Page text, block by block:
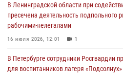
04 августа 2026, 14:05
В Зеленогорске сотрудники
серьезного ДТП, вызвали на место
03 августа 2026, 14:15 3 1
В Ленинградской области при
пресечена деятельность подпольного
рабочими-нелегалами
16 июля 2026, 12:01 1
В Петербурге сотрудники Росгвардии
для воспитанников лагеря «Подсолнух»